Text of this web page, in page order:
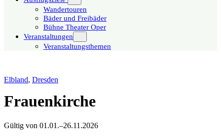
Wandertouren
Bäder und Freibäder
Bühne Theater Oper
Veranstaltungen
Veranstaltungsthemen
Elbland, Dresden
Frauenkirche
Gültig von 01.01.–26.11.2026